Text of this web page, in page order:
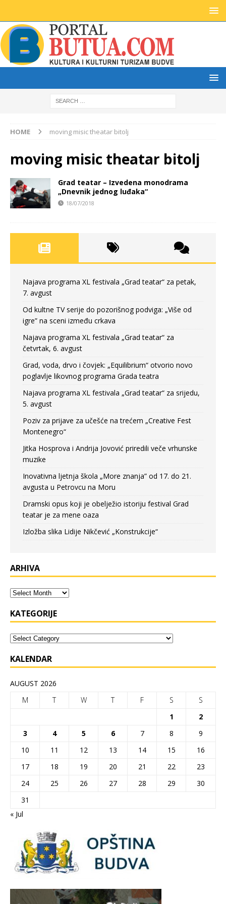
HOME moving misic theatar bitolj
moving misic theatar bitolj
Grad teatar – Izvedena monodrama
„Dnevnik jednog luđaka“
18/07/2018
Najava programa XL festivala „Grad teatar“ za petak,
7. avgust
Od kultne TV serije do pozorišnog podviga: „Više od
igre” na sceni između crkava
Najava programa XL festivala „Grad teatar“ za
četvrtak, 6. avgust
Grad, voda, drvo i čovjek: „Equilibrium“ otvorio novo
poglavlje likovnog programa Grada teatra
Najava programa XL festivala „Grad teatar“ za srijedu,
5. avgust
Poziv za prijave za učešće na trećem „Creative Fest
Montenegro“
Jitka Hosprova i Andrija Jovović priredili veče vrhunske
muzike
Inovativna ljetnja škola „More znanja” od 17. do 21.
avgusta u Petrovcu na Moru
Dramski opus koji je obelježio istoriju festival Grad
teatar je za mene oaza
Izložba slika Lidije Nikčević „Konstrukcije“
ARHIVA
KATEGORIJE
KALENDAR
AUGUST 2026
M
T W T F S
S
1
2
3
4 5 6 7 8
9
10
11 12 13 14 15
16
17
18 19 20 21 22
23
24
25 26 27 28 29
30
31
« Jul